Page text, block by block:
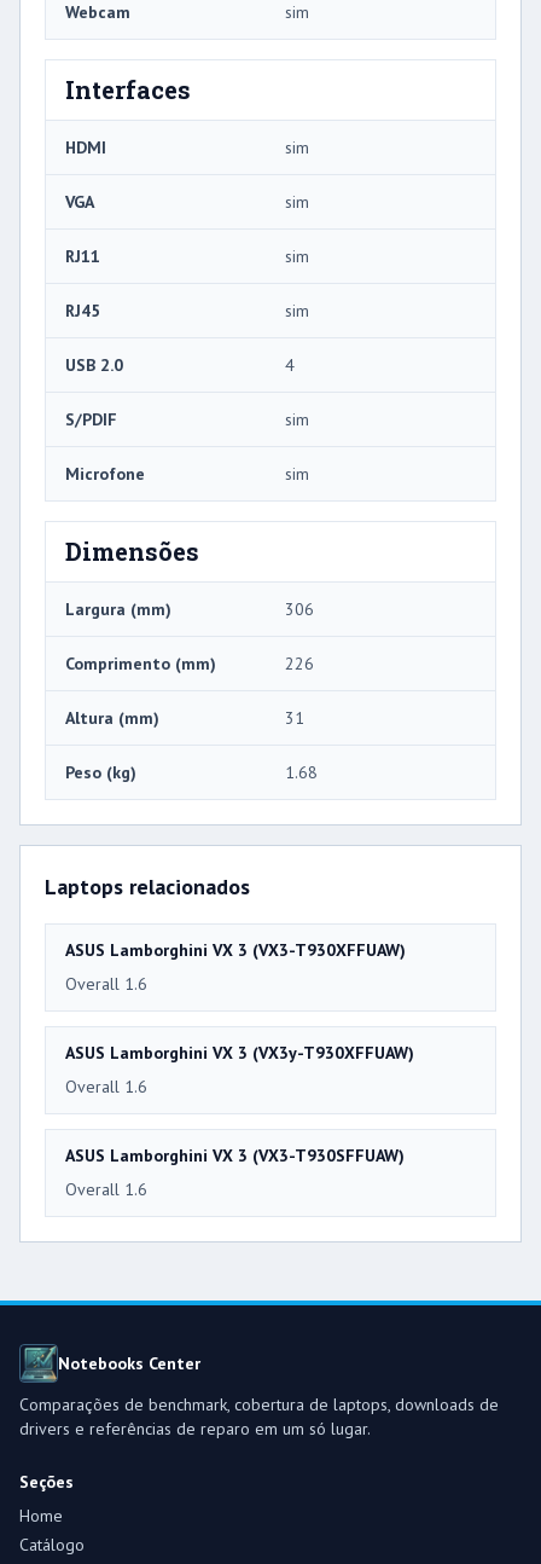
Webcam sim
Interfaces
HDMI sim
VGA sim
RJ11 sim
RJ45 sim
USB 2.0 4
S/PDIF sim
Microfone sim
Dimensões
Largura (mm) 306
Comprimento (mm) 226
Altura (mm) 31
Peso (kg) 1.68
Laptops relacionados
ASUS Lamborghini VX 3 (VX3-T930XFFUAW)
Overall 1.6
ASUS Lamborghini VX 3 (VX3y-T930XFFUAW)
Overall 1.6
ASUS Lamborghini VX 3 (VX3-T930SFFUAW)
Overall 1.6
Notebooks Center
Comparações de benchmark, cobertura de laptops, downloads de
drivers e referências de reparo em um só lugar.
Seções
Home
Catálogo